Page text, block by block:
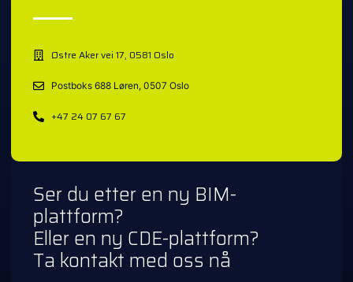
Østre Aker vei 17, 0581 Oslo
Postboks 688 Løren, 0507 Oslo
+47 24 07 67 67
Ser du etter en ny BIM-
plattform?
Eller en ny CDE-plattform?
Ta kontakt med oss nå